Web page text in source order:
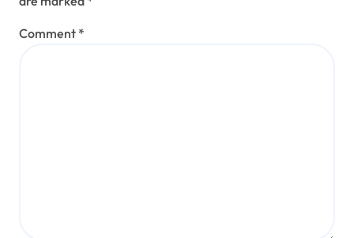
Comment *